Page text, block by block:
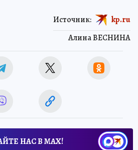
Алина ВЕСНИНА
Источник: kp.ru
НАС В МАХ!